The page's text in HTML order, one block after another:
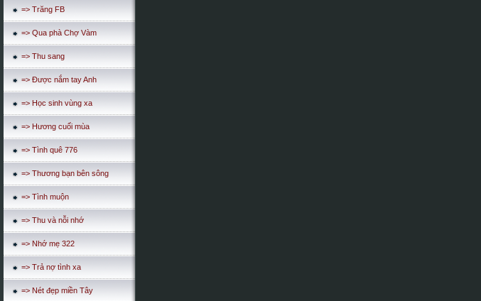
=> Trăng FB
=> Qua phà Chợ Vàm
=> Thu sang
=> Được nắm tay Anh
=> Học sinh vùng xa
=> Hương cuối mùa
=> Tình quê 776
=> Thương bạn bên sông
=> Tình muộn
=> Thu và nỗi nhớ
=> Nhớ mẹ 322
=> Trả nợ tình xa
=> Nét đẹp miền Tây